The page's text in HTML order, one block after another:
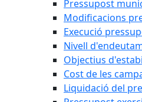
Pressupost
Modificacions
Execució
Nivell
Objectius
Cost de les
Liquidació del